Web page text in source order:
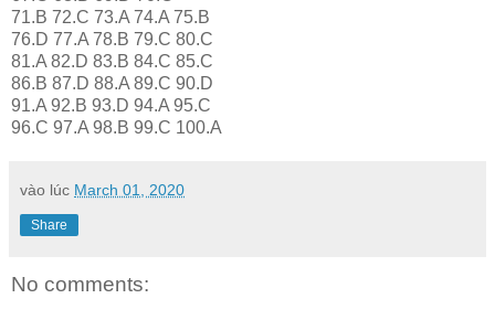
71.B 72.C 73.A 74.A 75.B
76.D 77.A 78.B 79.C 80.C
81.A 82.D 83.B 84.C 85.C
86.B 87.D 88.A 89.C 90.D
91.A 92.B 93.D 94.A 95.C
96.C 97.A 98.B 99.C 100.A
vào lúc March 01, 2020
Share
No comments: